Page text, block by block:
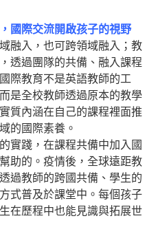
國際交流開啟孩子的視野
融入，也可跨領域融入；教
透過團隊的共備、融入課程
際教育不是英語教師的工
是全校教師透過原本的教學
質內涵在自己的課程裡面推
的國際素養。
實踐，在課程共備中加入國
助的。疫情後，全球遠距教
過教師的跨國共備、學生的
式普及於課堂中。每個孩子
在歷程中也能見識與拓展世